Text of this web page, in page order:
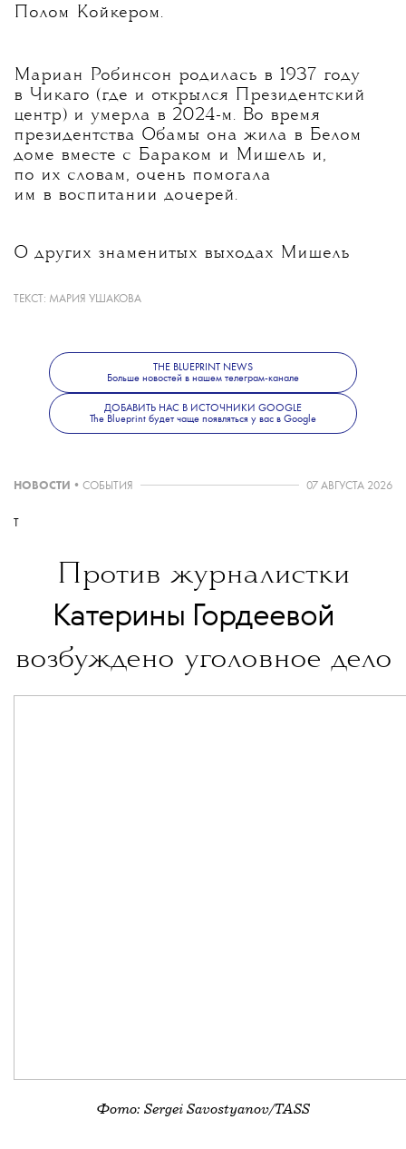
Полом Койкером.
Мариан Робинсон родилась в 1937 году
в Чикаго (где и открылся Президентский
центр) и умерла в 2024-м. Во время
президентства Обамы она жила в Белом
доме вместе с Бараком и Мишель и,
по их словам, очень помогала
им в воспитании дочерей.
О других знаменитых выходах Мишель
The Blueprint.
Больше новостей о моде, красоте
и современной культуре — в телеграм-канале
The Blueprint News.
ТЕКСТ: МАРИЯ УШАКОВА
THE BLUEPRINT NEWS
Больше новостей в нашем телеграм-канале
ДОБАВИТЬ НАС В ИСТОЧНИКИ GOOGLE
The Blueprint будет чаще появляться у вас в Google
НОВОСТИ • СОБЫТИЯ 07 АВГУСТА 2026
T
Против журналистки
Катерины Гордеевой
возбуждено уголовное дело
Фото: Sergei Savostyanov/TASS